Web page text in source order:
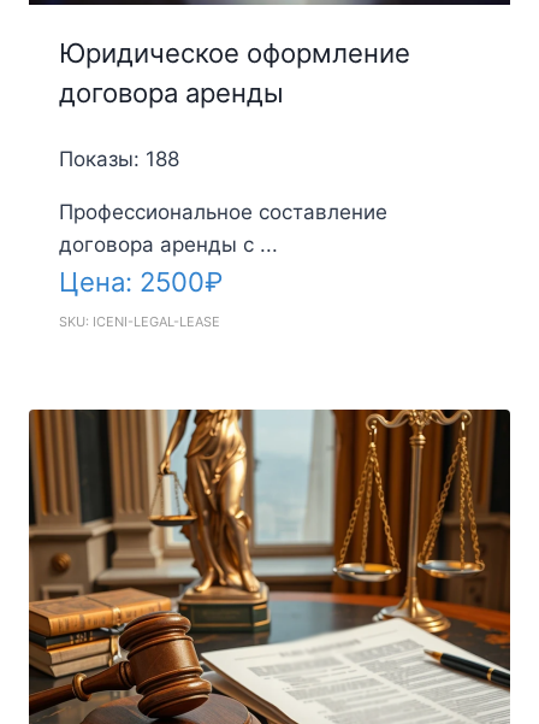
Юридическое оформление
договора аренды
Показы: 188
Профессиональное составление
договора аренды с ...
Цена: 2500₽
SKU: ICENI-LEGAL-LEASE